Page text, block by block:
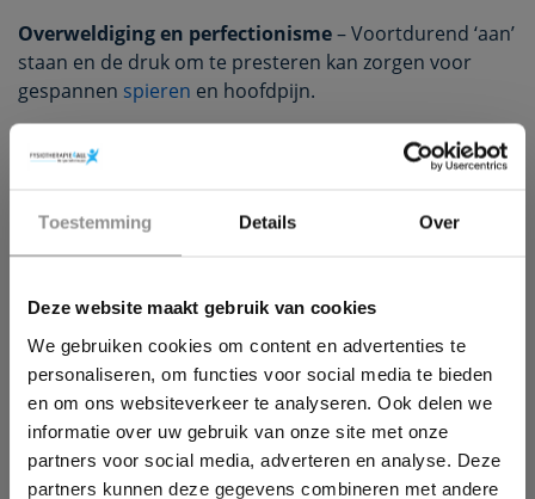
Toestemming Details Over
Deze website maakt gebruik van cookies
We gebruiken cookies om content en advertenties te
personaliseren, om functies voor social media te bieden
en om ons websiteverkeer te analyseren. Ook delen we
informatie over uw gebruik van onze site met onze
partners voor social media, adverteren en analyse. Deze
partners kunnen deze gegevens combineren met andere
Overweldiging en perfectionisme– Voortdurend ‘aan’
staan en de druk om te presteren kan zorgen voor
gespannen spieren en hoofdpijn.
– Wanneer je je machteloos
voelt over bepaalde situaties in je leven, kan dit zich
Dysfunctie van het
Zenuwstelsel
Chronische hoofdpijn is vaak een teken dat je
zenuwstelsel overbelast is. Dit kan komen door:
Een constante vecht-of-vluchtmodus
– Je lichaam
staat continu in overlevingsstand, wat de spanning in je
spieren verhoogt.
Wil jij ook een pijnvrij leven?
Download hieronder dan gratis ons e-book!